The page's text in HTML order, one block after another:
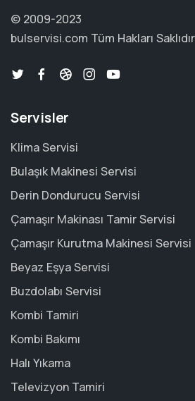
© 2009-2023
bulservisi.com Tüm Hakları
Servisler
Klima Servisi
Bulaşık Makinesi Servisi
Derin Dondurucu Servisi
Çamaşır Makinası Tamir Servisi
Çamaşır Kurutma Makinesi Servisi
Beyaz Eşya Servisi
Buzdolabı Servisi
Kombi Tamiri
Kombi Bakımı
Halı Yıkama
Televizyon Tamiri